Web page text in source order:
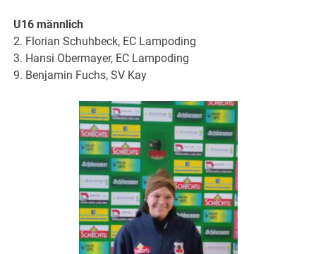
U16 männlich
2. Florian Schuhbeck, EC Lampoding
3. Hansi Obermayer, EC Lampoding
9. Benjamin Fuchs, SV Kay